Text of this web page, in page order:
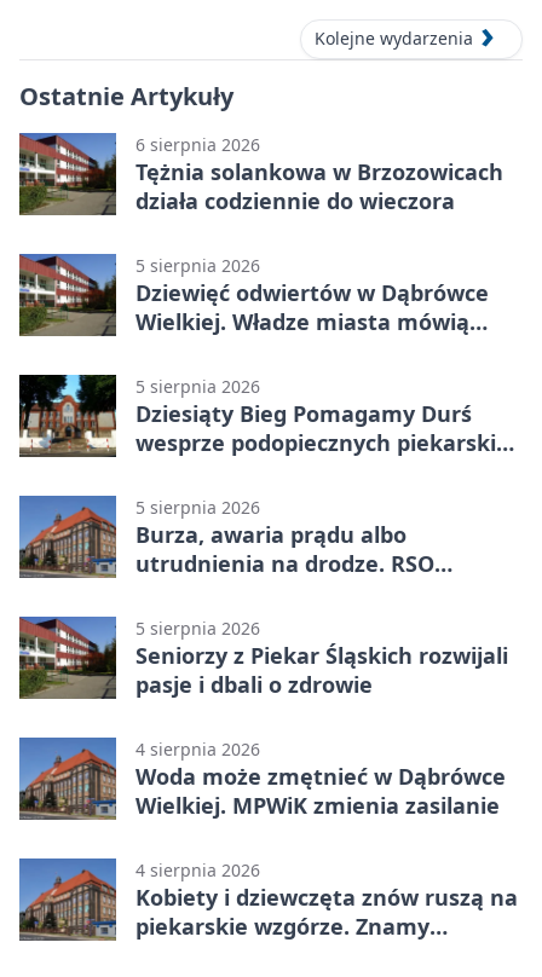
Kolejne wydarzenia
Ostatnie Artykuły
6 sierpnia 2026
Tężnia solankowa w Brzozowicach
działa codziennie do wieczora
5 sierpnia 2026
Dziewięć odwiertów w Dąbrówce
Wielkiej. Władze miasta mówią
5 sierpnia 2026
Dziesiąty Bieg Pomagamy Durś
wesprze podopiecznych piekarskich
5 sierpnia 2026
Burza, awaria prądu albo
utrudnienia na drodze. RSO
5 sierpnia 2026
Seniorzy z Piekar Śląskich rozwijali
pasje i dbali o zdrowie
4 sierpnia 2026
Woda może zmętnieć w Dąbrówce
Wielkiej. MPWiK zmienia zasilanie
4 sierpnia 2026
Kobiety i dziewczęta znów ruszą na
piekarskie wzgórze. Znamy